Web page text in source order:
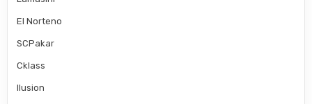
El Norteno
SCPakar
Cklass
Ilusion